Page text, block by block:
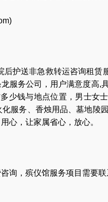
)
后护送非急救转运咨询租赁
服务公司
，用户满意度高,
少钱与地点位置 ， 男士女
化服务 香烛用品 、墓地陵园
心，让家属省心，放心。
询，殡仪馆服务项目需要